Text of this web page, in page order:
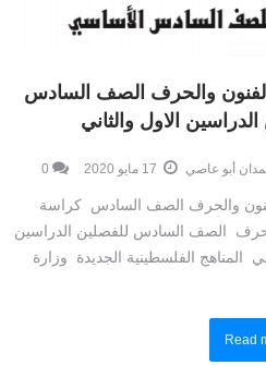
والحرف الصف السادس
الاول والثاني
أبو عاصي 0
والحرف الصف السادس كراسة
الصف السادس للفصلين الدراسين
المناهج الفلسطينية الجديدة وزارة
Read